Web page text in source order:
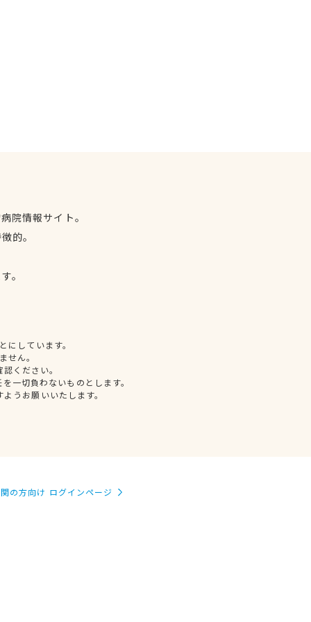
院情報サイト。
的。
。
しています。
せん。
ください。
一切負わないものとします。
うお願いいたします。
の方向け ログインページ